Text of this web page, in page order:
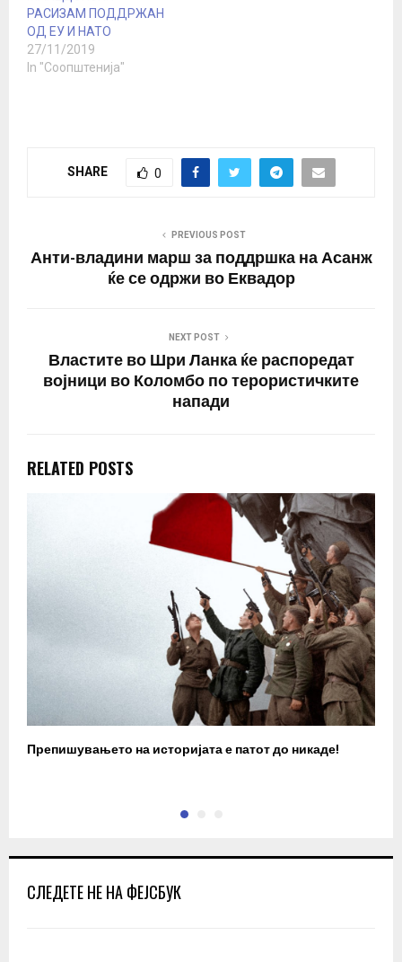
РАСИЗАМ ПОДДРЖАН
ОД ЕУ И НАТО
27/11/2019
In "Соопштенија"
SHARE 0
PREVIOUS POST
Анти-владини марш за поддршка на Асанж
ќе се одржи во Еквадор
NEXT POST
Властите во Шри Ланка ќе распоредат
војници во Коломбо по терористичките
напади
RELATED POSTS
Препишувањето на историјата е патот до никаде!
СЛЕДЕТЕ НЕ НА ФЕЈСБУК